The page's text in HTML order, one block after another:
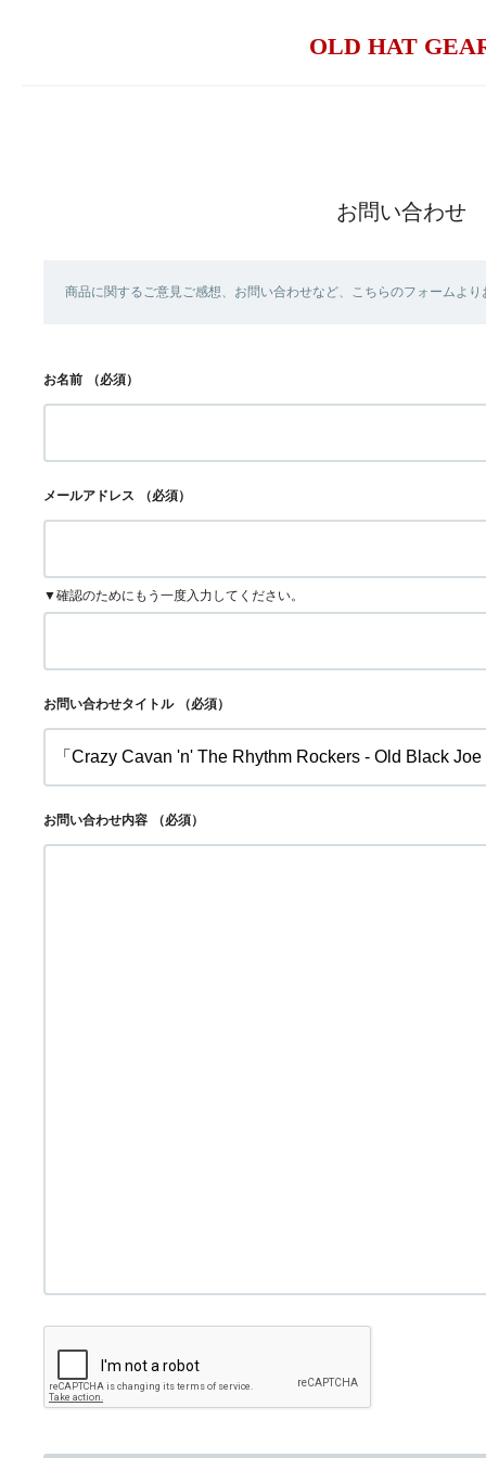
OLD HAT
お問い合わせ
商品に関するご意見ご感想、お問い合わせなど、こちらのフォームよ
お名前 （必須）
メールアドレス （必須）
▼確認のためにもう一度入力してください。
お問い合わせタイトル （必須）
お問い合わせ内容 （必須）